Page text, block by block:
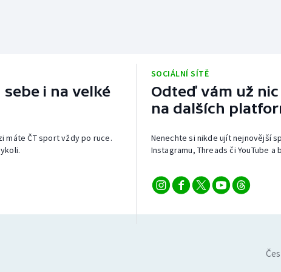
i na velké
máte ČT sport vždy po ruce.
SOCIÁLNÍ SÍTĚ
Odteď vám už
na dalších
Nenechte si nikde ujít nejnovější
Instagramu, Threads či YouTube a